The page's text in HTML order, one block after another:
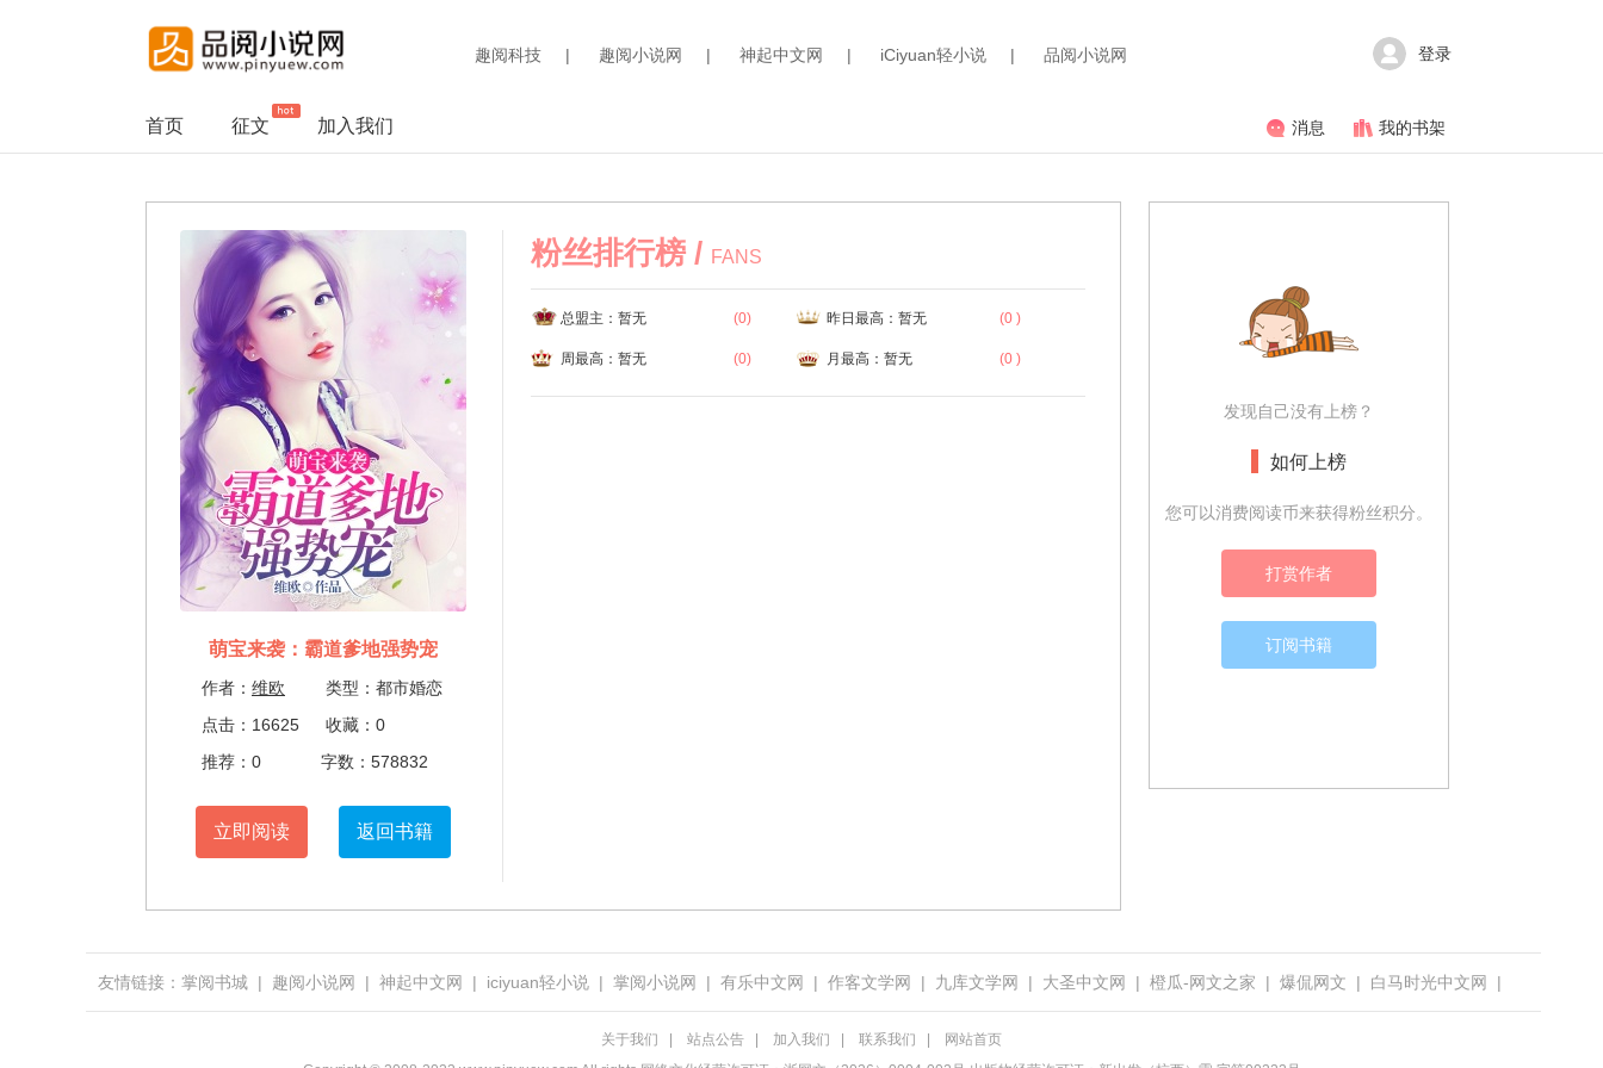
趣阅科技 | 趣阅小说网 | 神起中文网 | iCiyuan轻小说 | 品阅小说网 登录
首页 征文 加入我们 消息 我的书架
萌宝来袭：霸道爹地强势宠
作者： 维欧
类型：都市婚恋
点击：16625
收藏：0
推荐：0
字数：578832
立即阅读 返回书籍
粉丝排行榜 / FANS
总盟主：暂无 (0) 昨日最高：暂无 (0 )
周最高：暂无 (0) 月最高：暂无 (0 )
发现自己没有上榜？
如何上榜
您可以消费阅读币来获得粉丝积分。
打赏作者
订阅书籍
友情链接： 掌阅书城 | 趣阅小说网 | 神起中文网 | iciyuan轻小说 | 掌阅小说网 | 有乐中文网 | 作客文学网 | 九库文学网 | 大圣中文网 | 橙瓜-网文之家 | 爆侃网文 | 白马时光中文网 |
关于我们 站点公告 加入我们 联系我们
网站首页